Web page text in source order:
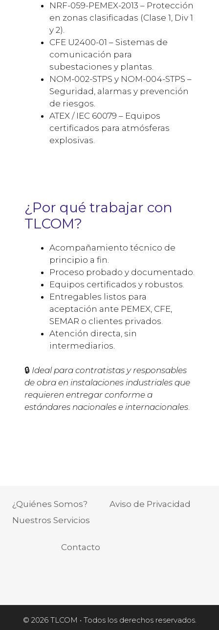
NRF-059-PEMEX-2013 – Protección
en zonas clasificadas (Clase 1, Div 1
y 2).
CFE U2400-01 – Sistemas de
comunicación para
subestaciones y plantas.
NOM-002-STPS y NOM-004-STPS –
Seguridad, alarmas y prevención
de riesgos.
ATEX / IEC 60079 – Equipos
certificados para atmósferas
explosivas.
¿Por qué trabajar con
TLCOM?
Acompañamiento técnico de
principio a fin.
Proceso probado y documentado.
Equipos certificados y robustos.
Entregables listos para
aceptación ante PEMEX, CFE,
SEMAR o clientes privados.
Atención directa, sin
intermediarios.
🔒 Ideal para contratistas y responsables
de obra en instalaciones industriales que
requieren entregar conforme a
estándares nacionales e internacionales.
¿Quiénes Somos?
Nuestros Servicios
Aviso de Privacidad
Contacto
© 2026 TLCOM • Todos los derechos reservados.